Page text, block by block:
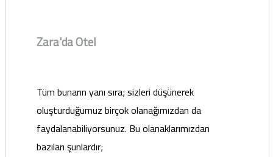
Zara'da Otel
Tüm bunarın yanı sıra; sizleri düşünerek
oluşturduğumuz birçok olanağımızdan da
faydalanabiliyorsunuz. Bu olanaklarımızdan
bazıları şunlardır;